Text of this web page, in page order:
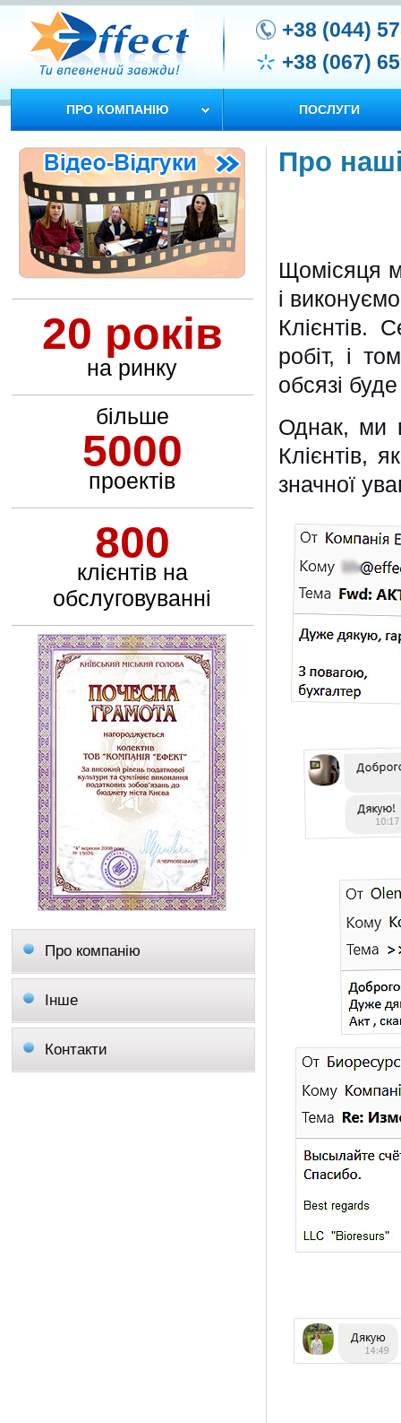
+38 (044)
+38 (067)
ПРО КОМПАНІЮ ПОСЛУГИ
20 років
на ринку
більше
5000
проектів
800
клієнтів на
обслуговуванні
Про компанію
Інше
Контакти
Про
Щомісяця
і
Клієнтів.
робіт, і
обсязі
Однак, ми
Клієнтів,
значної